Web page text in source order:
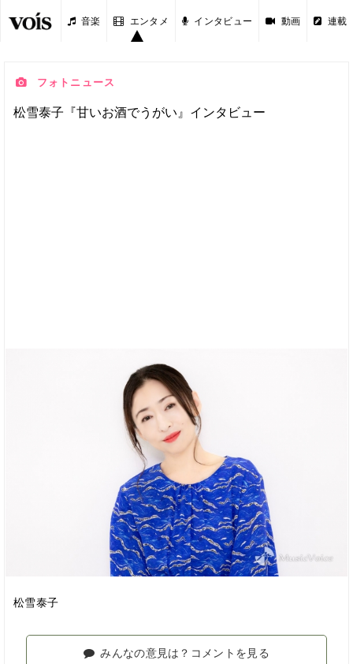
音楽 エンタメ インタビュー 動画 連載
フォトニュース
松雪泰子『甘いお酒でうがい』インタビュー
松雪泰子
みんなの意見は？コメントを見る